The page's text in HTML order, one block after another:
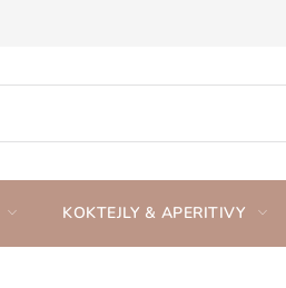
KOKTEJLY & APERITIVY